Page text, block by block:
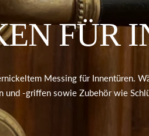
FÜR
Messing für Innentüren.
und -griffen sowie Zubehör wie